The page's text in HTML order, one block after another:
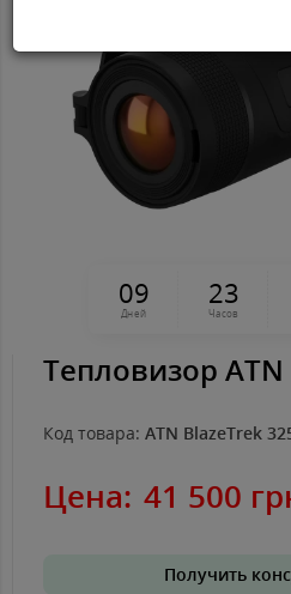
09
Дней
23
Часов
Тепловизор
Код товара: ATN BlazeTrek
Цена: 41 500
Получить